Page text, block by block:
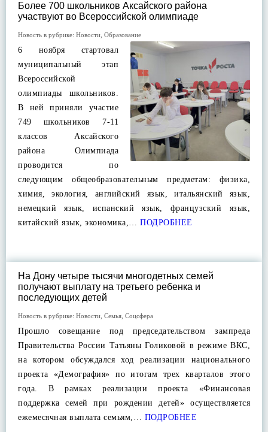
Более 700 школьников Аксайского района
участвуют во Всероссийской олимпиаде
Новость в рубрике: Новости Образование
6 ноября стартовал
муниципальный этап
Всероссийской
олимпиады школьников.
В ней приняли участие
749 школьников 7-11
классов Аксайского
района Олимпиада
проводится по
следующим общеобразовательным предметам: физика,
химия, экология, английский язык, итальянский язык,
немецкий язык, испанский язык, французский язык,
китайский язык, экономика,… ПОДРОБНЕЕ
На Дону четыре тысячи многодетных семей
получают выплату на третьего ребенка и
последующих детей
Новость в рубрике: Новости Семья Соцсфера
Прошло совещание под председательством зампреда
Правительства России Татьяны Голиковой в режиме ВКС,
на котором обсуждался ход реализации национального
проекта «Демография» по итогам трех кварталов этого
года. В рамках реализации проекта «Финансовая
поддержка семей при рождении детей» осуществляется
ежемесячная выплата семьям,… ПОДРОБНЕЕ